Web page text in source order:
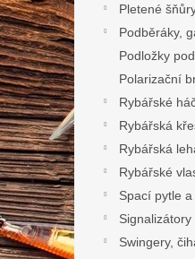
Pletené
Podběráky,
Podložky
Polarizační
Rybářské
Rybářská
Rybářská
Rybářské
Spací pytle
Signalizátory
Swingery,